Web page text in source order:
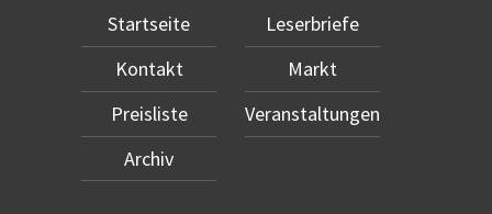
Startseite
Kontakt
Preisliste
Archiv
Leserbriefe
Markt
Veranstaltungen